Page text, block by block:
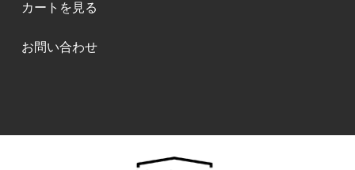
カートを見る
お問い合わせ